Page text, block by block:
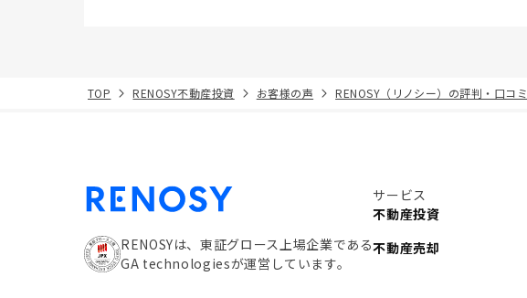
TOP RENOSY不動産投資 お客様の声 RENOSY（リノシー）の評判・口コミ
RENOSYは、東証グロース上場企業である
GA technologiesが運営しています。
サービス
不動産投資
不動産売却